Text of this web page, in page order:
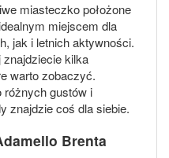
miasteczko położone
miejscem dla
jak i letnich aktywności.
kilka
warto zobaczyć.
gustów i
znajdzie coś dla siebie.
Brenta